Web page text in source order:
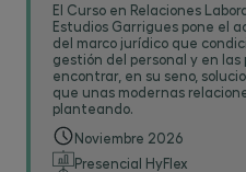
El Curso en Relaciones
Estudios Garrigues pone el
del marco jurídico que
gestión del personal y en las
encontrar, en su seno,
que unas modernas
planteando.
Noviembre 2026
Presencial HyFlex